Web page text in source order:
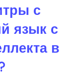
с
язык с
в